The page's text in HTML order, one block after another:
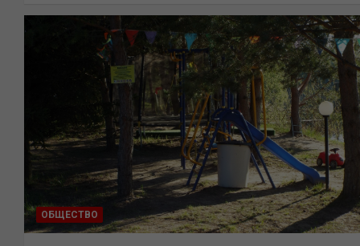
ОБЩЕСТВО